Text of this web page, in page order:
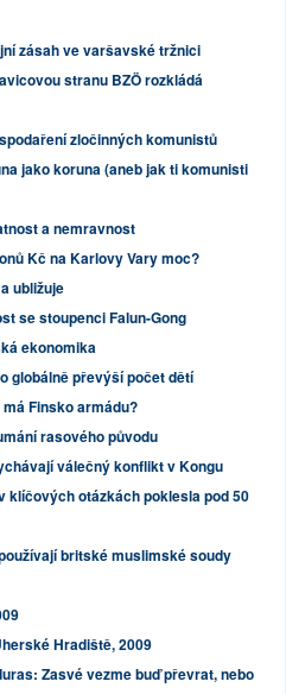
zásah ve varšavské tržnici
stranu BZÖ rozkládá
zločinných komunistů
jako koruna (aneb jak ti komunisti
a nemravnost
Kč na Karlovy Vary moc?
ubližuje
se stoupenci Falun-Gong
ekonomika
globálně převýší počet dětí
má Finsko armádu?
rasového původu
válečný konflikt v Kongu
klíčových otázkách poklesla pod 50
britské muslimské soudy
Hradiště, 2009
Zasvé vezme buď převrat, nebo